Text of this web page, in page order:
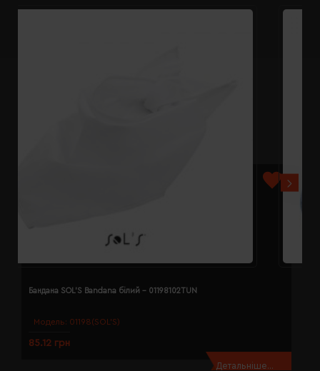
Модель: 01198(SOL’S)
Бандана SOL'S Bandana білий - 01198102TUN
85.12 грн
Детальніше...